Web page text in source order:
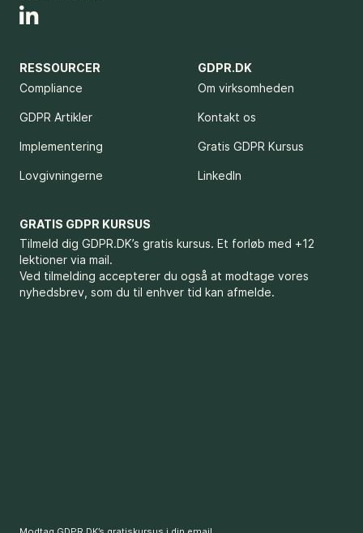
RESSOURCER
Compliance
GDPR Artikler
Implementering
Lovgivningerne
GDPR.DK
Om virksomheden
Kontakt os
Gratis GDPR Kursus
LinkedIn
GRATIS GDPR KURSUS
Tilmeld dig GDPR.DK’s gratis kursus. Et forløb med +12
lektioner via mail.
Ved tilmelding accepterer du også at modtage vores
nyhedsbrev, som du til enhver tid kan afmelde.